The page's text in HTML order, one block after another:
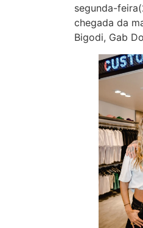
segunda-
chegada da
Bigodi, Gab